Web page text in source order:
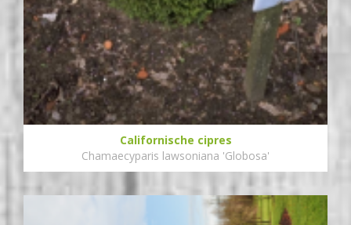
Californische cipres
Chamaecyparis lawsoniana 'Globosa'